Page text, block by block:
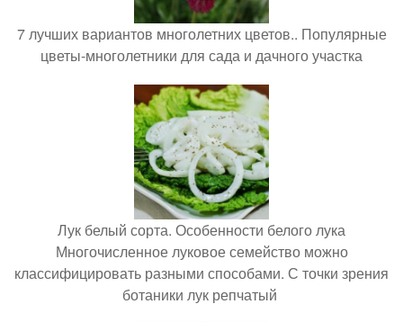
7 лучших вариантов многолетних цветов.. Популярные
цветы-многолетники для сада и дачного участка
Лук белый сорта. Особенности белого лука
Многочисленное луковое семейство можно
классифицировать разными способами. С точки зрения
ботаники лук репчатый